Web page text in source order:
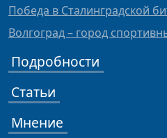
Победа в Сталинградской
Волгоград – город
Подробности
Статьи
Мнение